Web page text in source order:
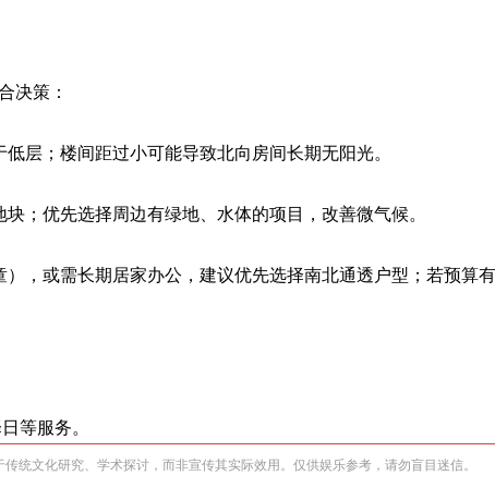
决策：
层；楼间距过小可能导致北向房间长期无阳光。
；优先选择周边有绿地、水体的项目，改善微气候。
，或需长期居家办公，建议优先选择南北通透户型；若预算
等服务。
统文化研究、学术探讨，而非宣传其实际效用。仅供娱乐参考，请勿盲目迷信。